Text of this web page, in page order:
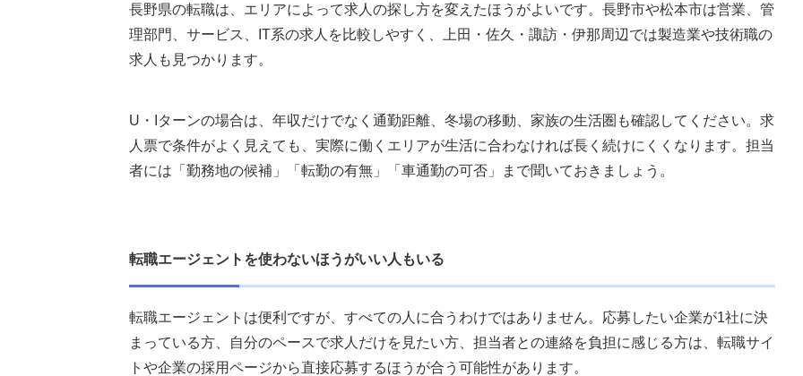
長野県の転職は、エリアによって求人の探し方を変えたほうがよいです。長野市や松本市は営業、管
理部門、サービス、IT系の求人を比較しやすく、上田・佐久・諏訪・伊那周辺では製造業や技術職の
求人も見つかります。
U・Iターンの場合は、年収だけでなく通勤距離、冬場の移動、家族の生活圏も確認してください。求
人票で条件がよく見えても、実際に働くエリアが生活に合わなければ長く続けにくくなります。担当
者には「勤務地の候補」「転勤の有無」「車通勤の可否」まで聞いておきましょう。
転職エージェントを使わないほうがいい人もいる
転職エージェントは便利ですが、すべての人に合うわけではありません。応募したい企業が1社に決
まっている方、自分のペースで求人だけを見たい方、担当者との連絡を負担に感じる方は、転職サイ
トや企業の採用ページから直接応募するほうが合う可能性があります。